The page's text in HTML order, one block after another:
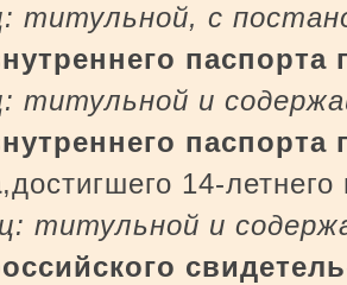
титульной, с
титульной и
паспорта
,достигшего 14-
титульной и